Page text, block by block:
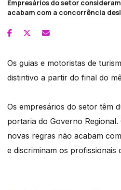
Empresários do setor
acabam com a concorrência
Os guias e motoristas de
distintivo a partir do final do
Os empresários do setor têm
portaria do Governo Regional.
novas regras não acabam
e discriminam os profissionais